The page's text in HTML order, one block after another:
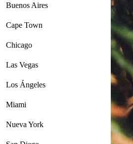
Buenos Aires
Cape Town
Chicago
Las Vegas
Los Ángeles
Miami
Nueva York